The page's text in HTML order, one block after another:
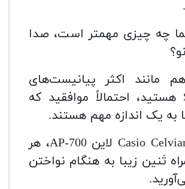
چه چیزی مهمتر است، صدا
مانند اکثر پیانیست‌های
Sweetwater هستید، احتمالاً موافقید که
به یک اندازه مهم هستند.
چراکه با Casio Celviano لاین AP-700، هر
تَنین زیبا به هنگام نواختن